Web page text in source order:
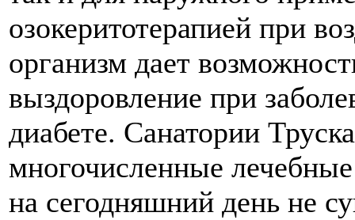
озокеритотерапией при
организм дает
выздоровление при
диабете. Санатории
многочисленные
на сегодняшний день не